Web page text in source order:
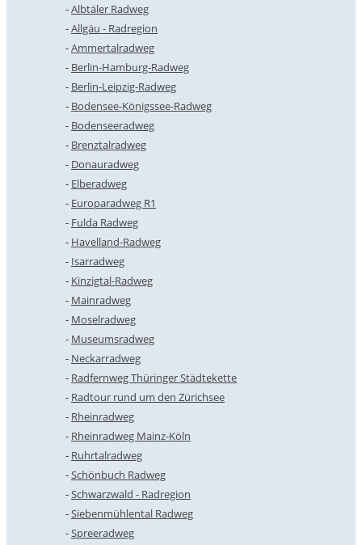
Albtäler Radweg
Allgäu - Radregion
Ammertalradweg
Berlin-Hamburg-Radweg
Berlin-Leipzig-Radweg
Bodensee-Königssee-Radweg
Bodenseeradweg
Brenztalradweg
Donauradweg
Elberadweg
Europaradweg R1
Fulda Radweg
Havelland-Radweg
Isarradweg
Kinzigtal-Radweg
Mainradweg
Moselradweg
Museumsradweg
Neckarradweg
Radfernweg Thüringer Städtekette
Radtour rund um den Zürichsee
Rheinradweg
Rheinradweg Mainz-Köln
Ruhrtalradweg
Schönbuch Radweg
Schwarzwald - Radregion
Siebenmühlental Radweg
Spreeradweg